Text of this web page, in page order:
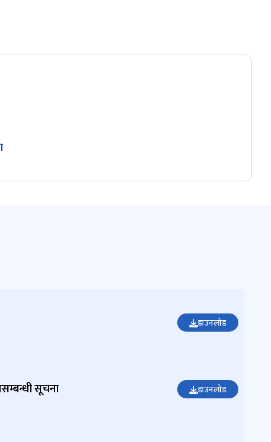
डाउनलोड
सूचना डाउनलोड